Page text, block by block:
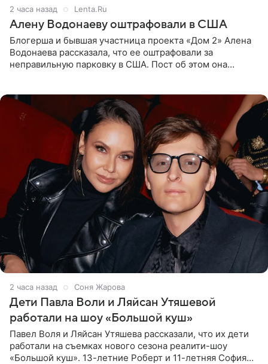
2 часа назад Lenta.Ru
Алену Водонаеву оштрафовали в США
Блогерша и бывшая участница проекта «Дом 2» Алена
Водонаева рассказала, что ее оштрафовали за
неправильную парковку в США. Пост об этом она
2 часа назад Соня Жарова
Дети Павла Воли и Ляйсан Утяшевой
работали на шоу «Большой куш»
Павел Воля и Ляйсан Утяшева рассказали, что их дети
работали на съемках нового сезона реалити-шоу
«Большой куш». 13-летние Роберт и 11-летняя София